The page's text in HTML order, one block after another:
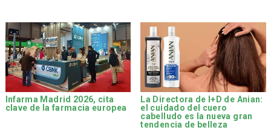
Infarma Madrid 2026, cita
clave de la farmacia europea
La Directora de I+D de Anian:
el cuidado del cuero
cabelludo es la nueva gran
tendencia de belleza